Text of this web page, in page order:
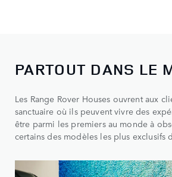
PARTOUT DANS LE
Les Range Rover Houses ouvrent aux
sanctuaire où ils peuvent vivre des
être parmi les premiers au monde à
certains des modèles les plus exclusifs